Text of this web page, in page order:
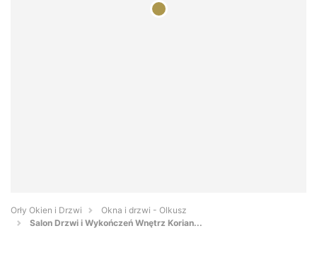
Orły Okien i Drzwi
Okna i drzwi - Olkusz
Salon Drzwi i Wykończeń Wnętrz Korian...